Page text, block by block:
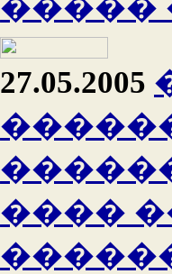
�����
27.05.2005
����